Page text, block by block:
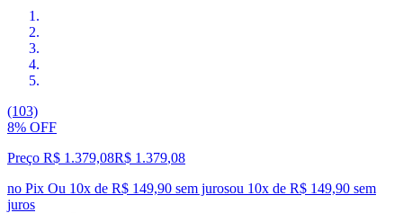
(103)
8% OFF
Preço R$ 1.379,08R$ 1.379,08
no Pix Ou 10x de R$ 149,90 sem jurosou 10x de R$ 149,90 sem
juros